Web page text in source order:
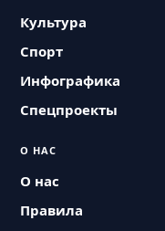
Культура
Спорт
Инфографика
Спецпроекты
О НАС
О нас
Правила